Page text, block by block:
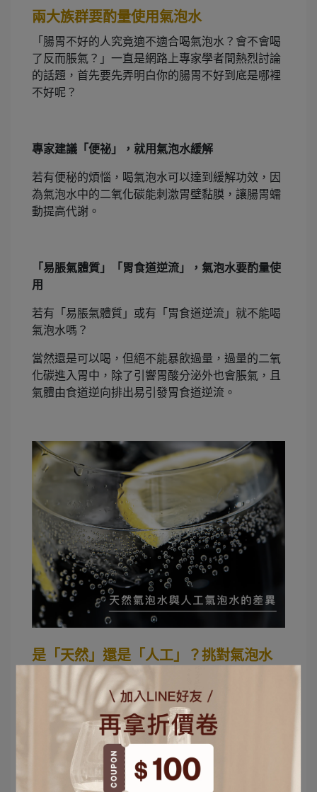
兩大族群要酌量使用氣泡水
「腸胃不好的人究竟適不適合喝氣泡水？會不會喝
了反而脹氣？」一直是網路上專家學者間熱烈討論
的話題，首先要先弄明白你的腸胃不好到底是哪裡
不好呢？
專家建議「便祕」，就用氣泡水緩解
若有便秘的煩惱，喝氣泡水可以達到緩解功效，因
為氣泡水中的二氧化碳能刺激胃壁黏膜，讓腸胃蠕
動提高代謝。
「易脹氣體質」「胃食道逆流」，氣泡水要酌量使
用
若有「易脹氣體質」或有「胃食道逆流」就不能喝
氣泡水嗎？
當然還是可以喝，但絕不能暴飲過量，過量的二氧
化碳進入胃中，除了引響胃酸分泌外也會脹氣，且
氣體由食道逆向排出易引發胃食道逆流。
是「天然」還是「人工」？挑對氣泡水
也很重要！
天然氣泡水及人工氣泡水的關鍵差異在礦物質「
」！
天然氣泡水通常出現在罕見的火山地形，因地殼壓
力將天然的氣體壓入水體中，因此富含大量的礦物
質，氣泡感也因為大自然的千萬年加壓，口感香比